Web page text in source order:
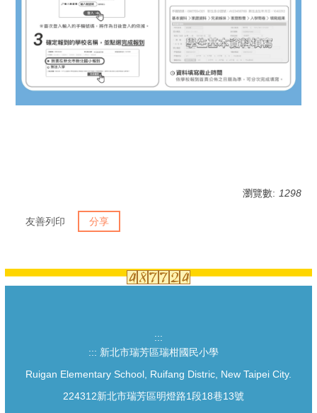
瀏覽數: 1298
友善列印 分享
:::
::: 新北市瑞芳區瑞柑國民小學
Ruigan Elementary School, Ruifang Distric, New Taipei City.
224312新北市瑞芳區明燈路1段18巷13號